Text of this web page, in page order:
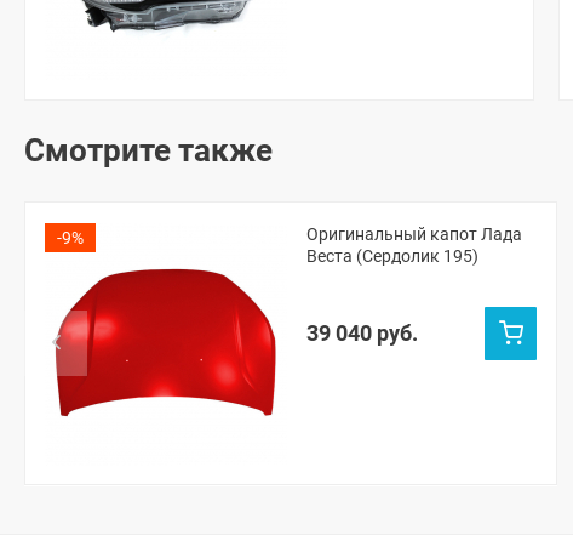
Смотрите также
-9%
Оригинальный капот Лада
Веста (Сердолик 195)
39 040 руб.